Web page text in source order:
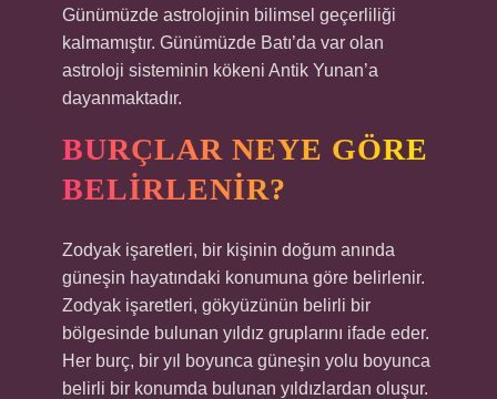
Günümüzde astrolojinin bilimsel geçerliliği
kalmamıştır. Günümüzde Batı’da var olan
astroloji sisteminin kökeni Antik Yunan’a
dayanmaktadır.
BURÇLAR NEYE GÖRE
BELIRLENIR?
Zodyak işaretleri, bir kişinin doğum anında
güneşin hayatındaki konumuna göre belirlenir.
Zodyak işaretleri, gökyüzünün belirli bir
bölgesinde bulunan yıldız gruplarını ifade eder.
Her burç, bir yıl boyunca güneşin yolu boyunca
belirli bir konumda bulunan yıldızlardan oluşur.